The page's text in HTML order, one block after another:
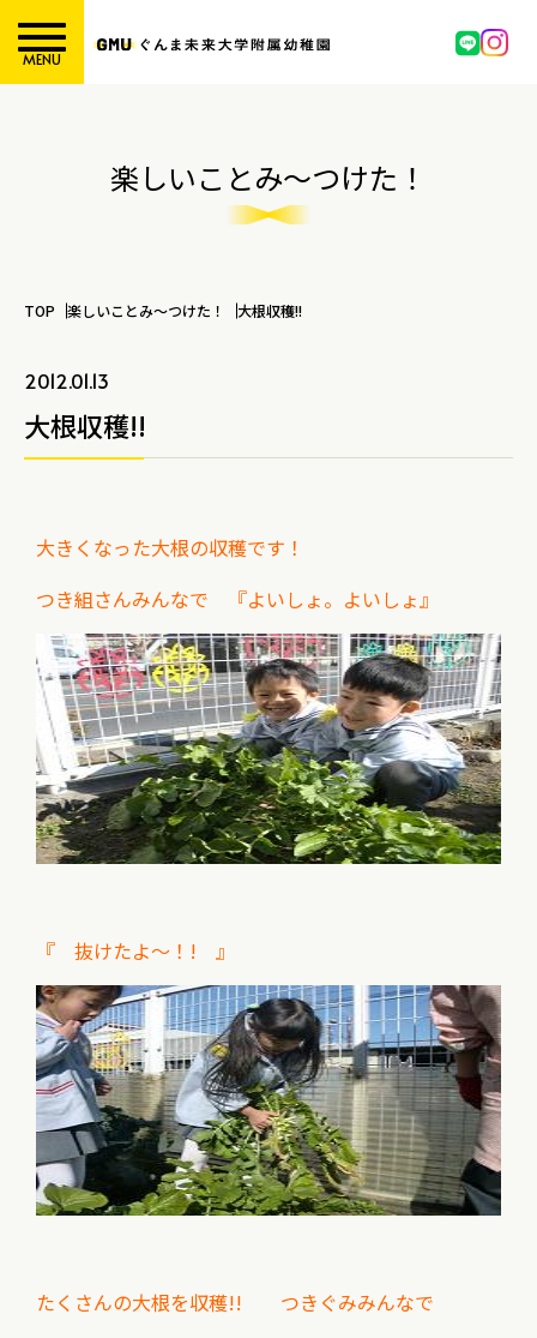
MENU
楽しいことみ～つけた！
TOP 楽しいことみ～つけた！ 大根収穫!!
2012.01.13
大根収穫!!
大きくなった大根の収穫です！
つき組さんみんなで 『よいしょ。よいしょ』
『 抜けたよ～！! 』
たくさんの大根を収穫!! つきぐみみんなで